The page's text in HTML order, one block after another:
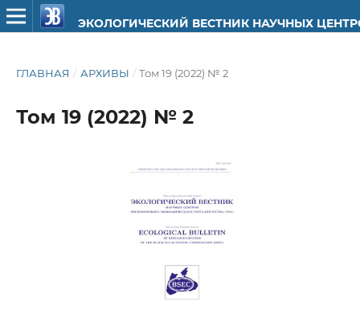
ЭКОЛОГИЧЕСКИЙ ВЕСТНИК НАУЧНЫХ
ГЛАВНАЯ / АРХИВЫ / Том 19 (2022) № 2
Том 19 (2022) № 2